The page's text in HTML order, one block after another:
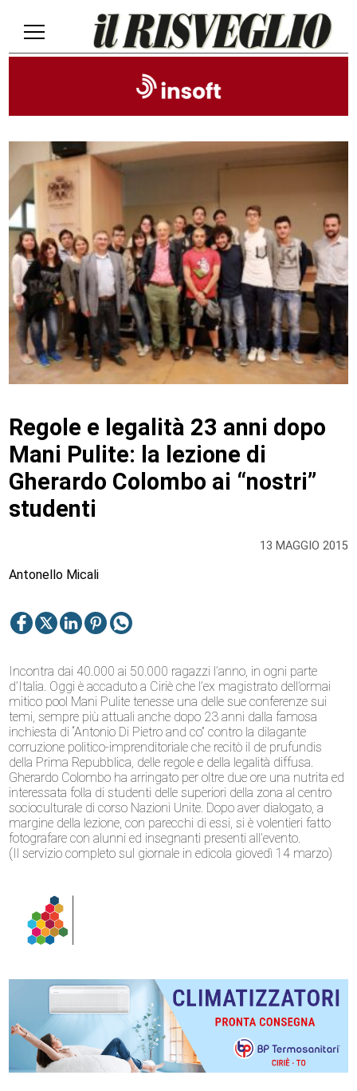
13 MAGGIO 2015
Regole e legalità 23 anni dopo
Mani Pulite: la lezione di
Gherardo Colombo ai “nostri”
studenti
Antonello Micali
Incontra dai 40.000 ai 50.000 ragazzi l’anno, in ogni parte
d’Italia. Oggi è accaduto a Ciriè che l’ex magistrato dell’ormai
mitico pool Mani Pulite tenesse una delle sue conferenze sui
temi, sempre più attuali anche dopo 23 anni dalla famosa
inchiesta di “Antonio Di Pietro and co” contro la dilagante
corruzione politico-imprenditoriale che recitò il de prufundis
della Prima Repubblica, delle regole e della legalità diffusa.
Gherardo Colombo ha arringato per oltre due ore una nutrita ed
interessata folla di studenti delle superiori della zona al centro
socioculturale di corso Nazioni Unite. Dopo aver dialogato, a
margine della lezione, con parecchi di essi, si è volentieri fatto
fotografare con alunni ed insegnanti presenti all’evento.
(Il servizio completo sul giornale in edicola giovedì 14 marzo)